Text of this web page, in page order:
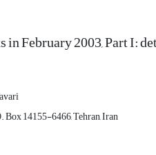
February 2003, Part I:
14155-6466, Tehran, Iran